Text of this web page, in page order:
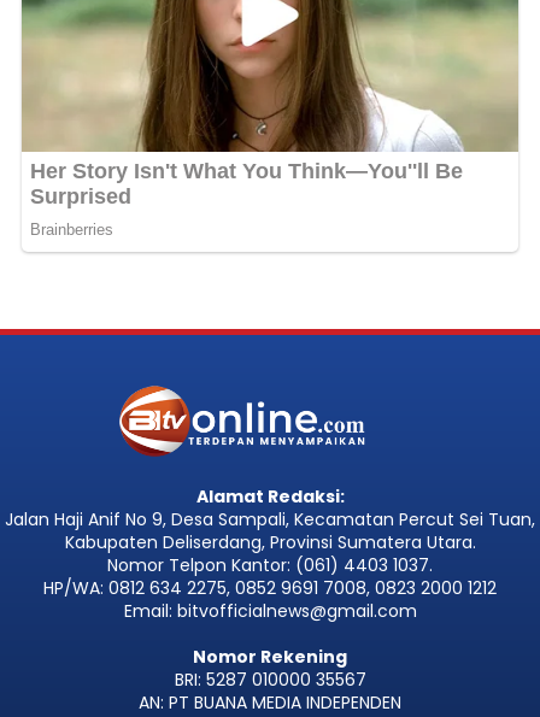
Alamat Redaksi:
Jalan Haji Anif No 9, Desa Sampali, Kecamatan Percut Sei Tuan,
Kabupaten Deliserdang, Provinsi Sumatera Utara.
Nomor Telpon Kantor: (061) 4403 1037.
HP/WA: 0812 634 2275, 0852 9691 7008, 0823 2000 1212
Email: bitvofficialnews@gmail.com
Nomor Rekening
BRI: 5287 010000 35567
AN: PT BUANA MEDIA INDEPENDEN